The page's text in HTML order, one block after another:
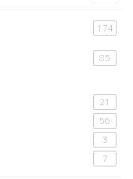
174
85
21
56
3
7